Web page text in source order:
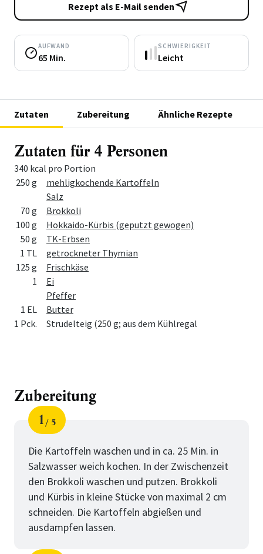
Rezept als E-Mail senden
AUFWAND
65 Min.
SCHWIERIGKEIT
Leicht
Zutaten Zubereitung Ähnliche Rezepte
Zutaten für 4 Personen
340 kcal pro Portion
Menge
Zutat
250 g
mehligkochende Kartoffeln
Salz
70 g
Brokkoli
100 g
Hokkaido-Kürbis (geputzt gewogen)
50 g
TK-Erbsen
1 TL
getrockneter Thymian
125 g
Frischkäse
1
Ei
Pfeffer
1 EL
Butter
1 Pck.
Strudelteig (250 g; aus dem Kühlregal
Zubereitung
Schritt
1
von
5
Die Kartoffeln waschen und in ca. 25 Min. in
Salzwasser weich kochen. In der Zwischenzeit
den Brokkoli waschen und putzen. Brokkoli
und Kürbis in kleine Stücke von maximal 2 cm
schneiden. Die Kartoffeln abgießen und
ausdampfen lassen.